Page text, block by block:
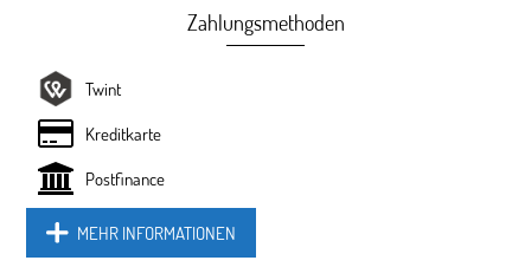
Zahlungsmethoden
Twint
Kreditkarte
Postfinance
MEHR INFORMATIONEN